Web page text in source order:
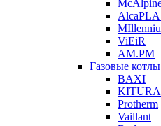
ViEiR
AM.PM
Газовые котлы
BAXI
Protherm
Vaillant